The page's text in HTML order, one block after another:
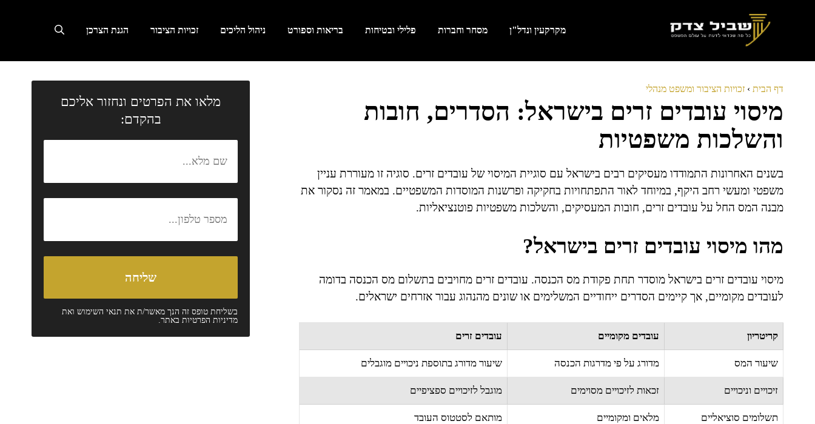
מקרקעין ונדל"ן מסחר וחברות פלילי ובטיחות בריאות וספורט ניהול הליכים זכויות הציבור הגנת הצרכן
דף הבית › זכויות הציבור ומשפט מנהלי
מיסוי עובדים זרים בישראל: הסדרים, חובות
והשלכות משפטיות
בשנים האחרונות התמודדו מעסיקים רבים בישראל עם סוגיית המיסוי של עובדים זרים. סוגיה זו מעוררת עניין
משפטי ומעשי רחב היקף, במיוחד לאור התפתחויות בחקיקה ופרשנות המוסדות המשפטיים. במאמר זה נסקור את
מבנה המס החל על עובדים זרים, חובות המעסיקים, והשלכות משפטיות פוטנציאליות.
מהו מיסוי עובדים זרים בישראל?
מיסוי עובדים זרים בישראל מוסדר תחת פקודת מס הכנסה. עובדים זרים מחויבים בתשלום מס הכנסה בדומה
לעובדים מקומיים, אך קיימים הסדרים ייחודיים המשלימים או שונים מהנהוג עבור אזרחים ישראלים.
קריטריון עובדים מקומיים עובדים זרים
שיעור המס מדורג על פי מדרגות הכנסה שיעור מדורג בתוספת ניכויים מוגבלים
זיכויים וניכויים זכאות לזיכויים מסוימים מוגבל לזיכויים ספציפיים
תשלומים סוציאליים מלאים ומקומיים מותאם לסטטוס העובד
מלאו את הפרטים ונחזור אליכם
בהקדם:
בשליחת טופס זה הנך מאשר/ת את תנאי השימושואת
מדיניות הפרטיותבאתר.